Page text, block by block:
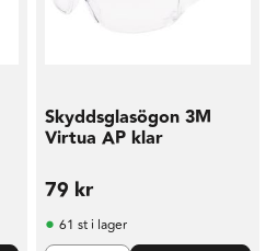
Skyddsglasögon 3M
Virtua AP klar
79 kr
61 st i lager